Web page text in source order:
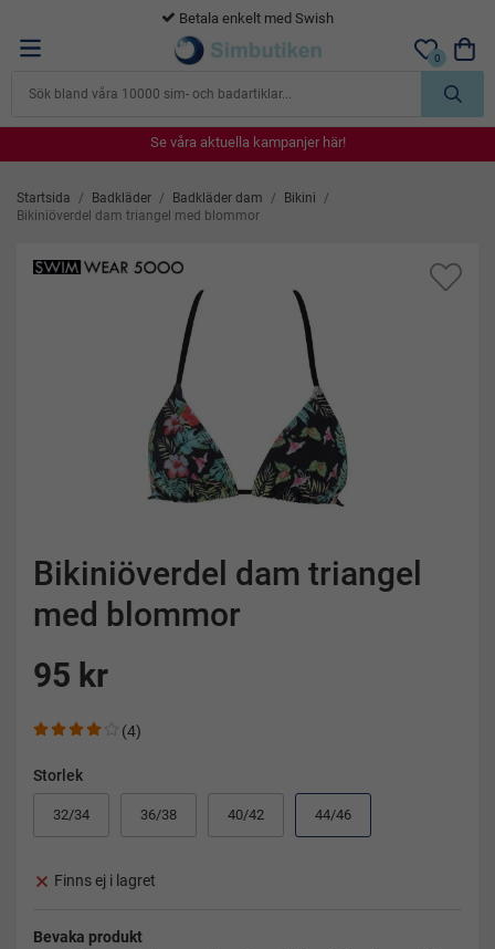
Betala enkelt med Swish
0
Se våra aktuella kampanjer här!
Se våra aktuella kampanjer här!
Se våra aktuella kampanjer här!
Se våra aktuella kampanjer här!
Startsida / Badkläder / Badkläder dam / Bikini
/
Bikiniöverdel dam triangel med blommor
Bikiniöverdel dam triangel
med blommor
95 kr
(4)
Storlek
32/34 36/38 40/42 44/46
Finns ej i lagret
Bevaka produkt